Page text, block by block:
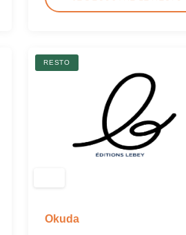
RESTO
Okuda